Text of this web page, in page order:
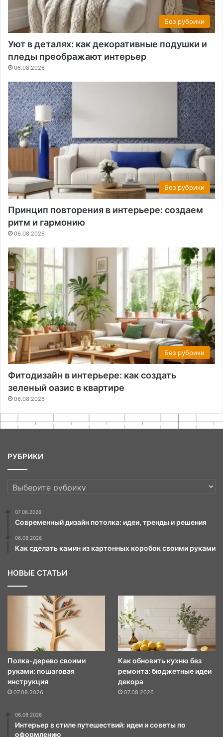
Без рубрики
Уют в деталях: как декоративные подушки и
пледы преображают интерьер
06.08.2026
Без рубрики
Принцип повторения в интерьере: создаем
ритм и гармонию
06.08.2026
Без рубрики
Фитодизайн в интерьере: как создать
зеленый оазис в квартире
06.08.2026
РУБРИКИ
РУБРИКИ
07.08.2026
Современный дизайн потолка: идеи, тренды и решения
06.08.2026
Как сделать камин из картонных коробок своими руками
НОВЫЕ СТАТЬИ
Полка-дерево своими
руками: пошаговая
инструкция
07.08.2026
Как обновить кухню без
ремонта: бюджетные идеи
декора
07.08.2026
06.08.2026
Интерьер в стиле путешествий: идеи и советы по
оформлению